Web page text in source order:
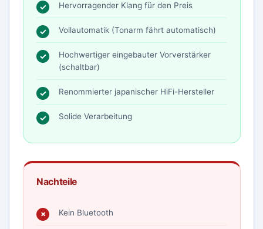
Hervorragender Klang für den Preis
Vollautomatik (Tonarm fährt automatisch)
Hochwertiger eingebauter Vorverstärker
(schaltbar)
Renommierter japanischer HiFi-Hersteller
Solide Verarbeitung
Nachteile
Kein Bluetooth